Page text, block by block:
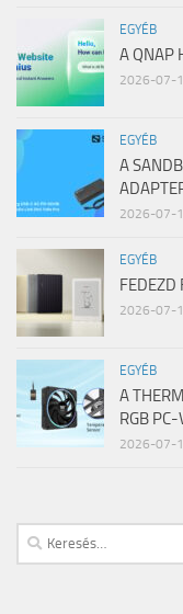
EGYÉB
A QNAP
2026-07-
EGYÉB
A
2026-07-
EGYÉB
FEDEZD
2026-07-
EGYÉB
A
RGB
2026-07-
Keresés: